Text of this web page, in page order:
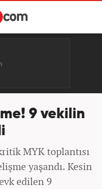
9 vekilin
MYK toplantısı
yaşandı. Kesin
edilen 9